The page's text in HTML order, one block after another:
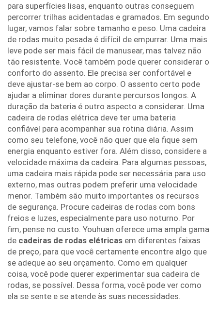
para superfícies lisas, enquanto outras conseguem
percorrer trilhas acidentadas e gramados. Em segundo
lugar, vamos falar sobre tamanho e peso. Uma cadeira
de rodas muito pesada é difícil de empurrar. Uma mais
leve pode ser mais fácil de manusear, mas talvez não
tão resistente. Você também pode querer considerar o
conforto do assento. Ele precisa ser confortável e
deve ajustar-se bem ao corpo. O assento certo pode
ajudar a eliminar dores durante percursos longos. A
duração da bateria é outro aspecto a considerar. Uma
cadeira de rodas elétrica deve ter uma bateria
confiável para acompanhar sua rotina diária. Assim
como seu telefone, você não quer que ela fique sem
energia enquanto estiver fora. Além disso, considere a
velocidade máxima da cadeira. Para algumas pessoas,
uma cadeira mais rápida pode ser necessária para uso
externo, mas outras podem preferir uma velocidade
menor. Também são muito importantes os recursos
de segurança. Procure cadeiras de rodas com bons
freios e luzes, especialmente para uso noturno. Por
fim, pense no custo. Youhuan oferece uma ampla gama
de cadeiras de rodas elétricas em diferentes faixas
de preço, para que você certamente encontre algo que
se adeque ao seu orçamento. Como em qualquer
coisa, você pode querer experimentar sua cadeira de
rodas, se possível. Dessa forma, você pode ver como
ela se sente e se atende às suas necessidades.